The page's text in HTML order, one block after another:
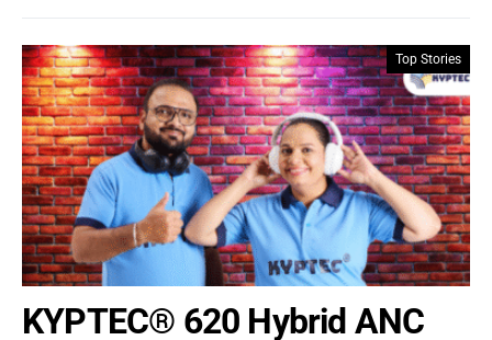
Top Stories
KYPTEC® 620 Hybrid ANC